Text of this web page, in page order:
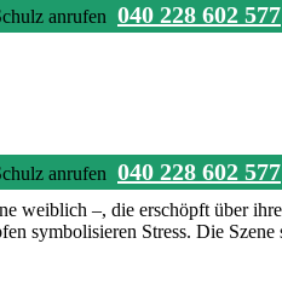
040 228 602 577
040 228 602 577